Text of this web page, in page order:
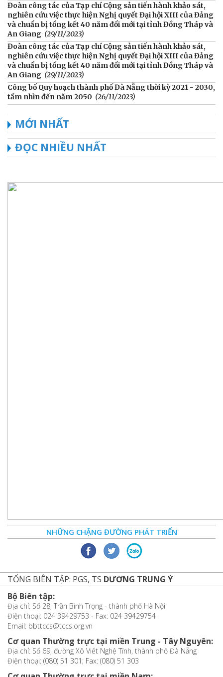
Đoàn công tác của Tạp chí Cộng sản tiến hành khảo sát,
nghiên cứu việc thực hiện Nghị quyết Đại hội XIII của Đảng
và chuẩn bị tổng kết 40 năm đổi mới tại tỉnh Đồng Tháp và
An Giang (29/11/2023)
Đoàn công tác của Tạp chí Cộng sản tiến hành khảo sát,
nghiên cứu việc thực hiện Nghị quyết Đại hội XIII của Đảng
và chuẩn bị tổng kết 40 năm đổi mới tại tỉnh Đồng Tháp và
An Giang (29/11/2023)
Công bố Quy hoạch thành phố Đà Nẵng thời kỳ 2021 - 2030,
tầm nhìn đến năm 2050 (26/11/2023)
MỚI NHẤT
ĐỌC NHIỀU NHẤT
NHỮNG CHẶNG ĐƯỜNG PHÁT TRIỂN
TỔNG BIÊN TẬP: PGS, TS DƯƠNG TRUNG Ý
Bộ Biên tập:
Địa chỉ: Số 28, Trần Bình Trọng - thành phố Hà Nội
Điện thoại: 024 39429753 - Fax: 024 39429754
Email: bbttccs@tccs.org.vn
Cơ quan Thường trực tại miền Trung - Tây Nguyên:
Địa chỉ: Số 69, đường Xô Viết Nghệ Tĩnh, thành phố Đà Nẵng
Điện thoại: (080) 51 301; Fax: (080) 51 303